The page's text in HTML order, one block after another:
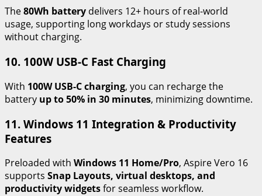
The80Wh battery delivers 12+ hours of real-world
usage, supporting long workdays or study sessions
without charging.
10. 100W USB-C Fast Charging
With 100W USB-C charging, you can recharge the
battery up to 50% in 30 minutes, minimizing downtime.
11. Windows 11 Integration & Productivity
Features
Preloaded with Windows 11 Home/Pro, Aspire Vero 16
supports Snap Layouts, virtual desktops, and
productivity widgetsfor seamless workflow.